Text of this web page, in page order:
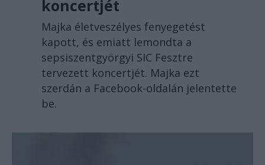
koncertjét
Majka életveszélyes fenyegetést
kapott, és emiatt lemondta a
sepsiszentgyörgyi SIC Fesztre
tervezett koncertjét. Majka ezt
szerdán a Facebook-oldalán jelentette
be.